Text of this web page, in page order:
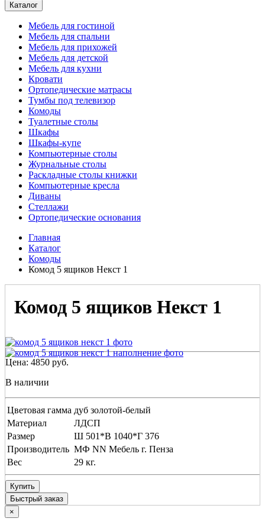
Каталог
Мебель для гостиной
Мебель для спальни
Мебель для прихожей
Мебель для детской
Мебель для кухни
Кровати
Ортопедические матрасы
Тумбы под телевизор
Комоды
Туалетные столы
Шкафы
Шкафы-купе
Компьютерные столы
Журнальные столы
Раскладные столы книжки
Компьютерные кресла
Диваны
Стеллажи
Ортопедические основания
Главная
Каталог
Комоды
Комод 5 ящиков Некст 1
Комод 5 ящиков Некст 1
Цена: 4850 руб.
В наличии
Цветовая гамма дуб золотой-белый
Материал
ЛДСП
Размер
Ш 501*В 1040*Г 376
Производитель МФ NN Мебель г. Пенза
Вес
29 кг.
Купить
Быстрый заказ
×